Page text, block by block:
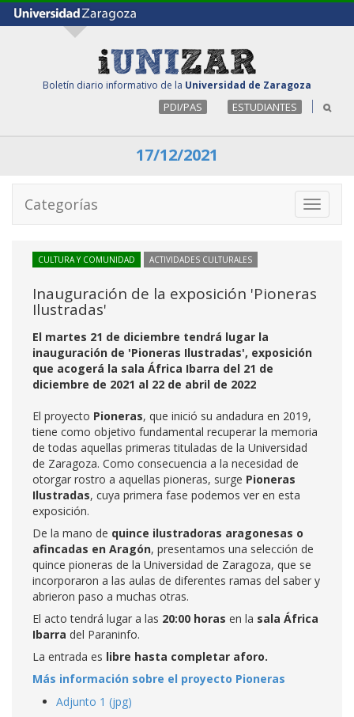
Boletín diario informativo de la Universidad de Zaragoza
PDI/PAS ESTUDIANTES
17/12/2021
Toggle
Categorías
CULTURA Y COMUNIDAD ACTIVIDADES CULTURALES
Inauguración de la exposición 'Pioneras
Ilustradas'
El martes 21 de diciembre tendrá lugar la
inauguración de 'Pioneras Ilustradas', exposición
que acogerá la sala África Ibarra del 21 de
diciembre de 2021 al 22 de abril de 2022
El proyecto Pioneras, que inició su andadura en 2019,
tiene como objetivo fundamental recuperar la memoria
de todas aquellas primeras tituladas de la Universidad
de Zaragoza. Como consecuencia a la necesidad de
otorgar rostro a aquellas pioneras, surge Pioneras
Ilustradas, cuya primera fase podemos ver en esta
exposición.
De la mano de quince ilustradoras aragonesas o
afincadas en Aragón, presentamos una selección de
quince pioneras de la Universidad de Zaragoza, que se
incorporaron a las aulas de diferentes ramas del saber y
abrieron paso a muchas otras.
El acto tendrá lugar a las 20:00 horas en la sala África
Ibarra del Paraninfo.
La entrada es libre hasta completar aforo.
Más información sobre el proyecto Pioneras
Adjunto 1 (jpg)